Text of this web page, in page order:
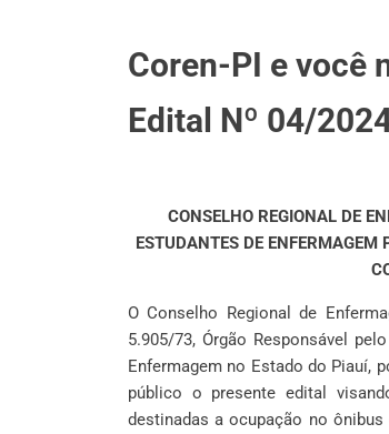
Coren-PI e você
Edital Nº 04/
CONSELHO REGIONAL DE
ESTUDANTES DE ENFERMAGEM
O Conselho Regional de
5.905/73, Órgão Responsável
Enfermagem no Estado do Piauí,
público o presente edital
destinadas a ocupação no ônibus